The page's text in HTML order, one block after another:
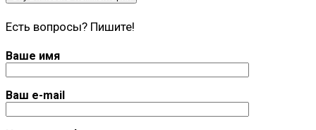
Есть вопросы? Пишите!
Ваше имя
Ваш e-mail